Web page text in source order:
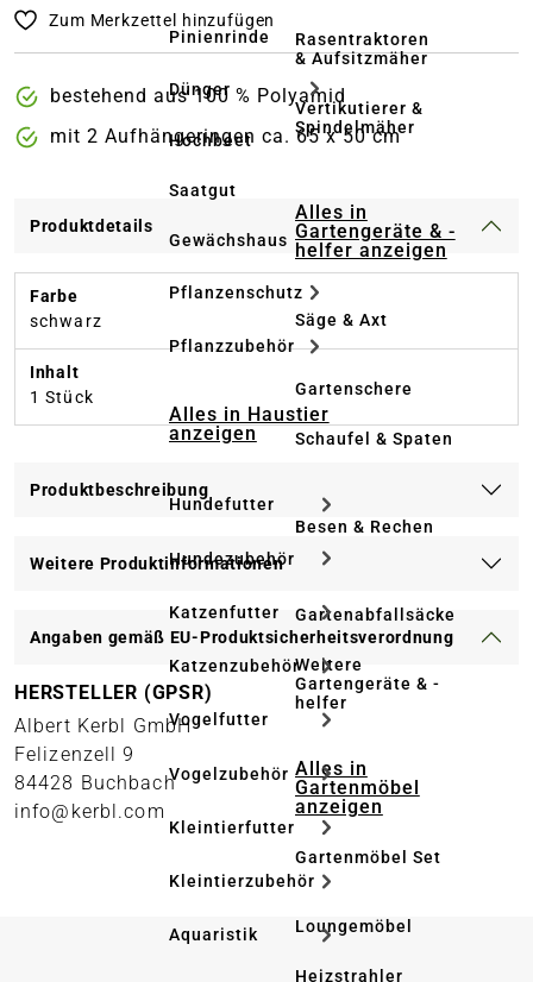
Pinienrinde
Dünger
Hochbeet
Saatgut
Gewächshaus
Pflanzenschutz
Pflanzzubehör
Alles in Haustier
anzeigen
Hundefutter
Hundezubehör
Katzenfutter
Katzenzubehör
Vogelfutter
Vogelzubehör
Kleintierfutter
Kleintierzubehör
Aquaristik
Rasentraktoren
& Aufsitzmäher
Vertikutierer &
Spindelmäher
Alles in
Gartengeräte & -
helfer anzeigen
Säge & Axt
Gartenschere
Schaufel & Spaten
Besen & Rechen
Gartenabfallsäcke
Weitere
Gartengeräte & -
helfer
Alles in
Gartenmöbel
anzeigen
Gartenmöbel Set
Loungemöbel
Heizstrahler
Zum Merkzettel hinzufügen
bestehend aus 100 % Polyamid
mit 2 Aufhängeringen ca. 65 x 50 cm
Produktdetails
Farbe
schwarz
Inhalt
1 Stück
Produktbeschreibung
Weitere Produktinformationen
Angaben gemäß EU-Produktsicherheitsverordnung
HERSTELLER (GPSR)
Albert Kerbl GmbH
Felizenzell 9
84428 Buchbach
info@kerbl.com